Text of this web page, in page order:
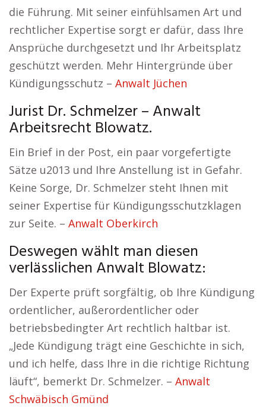
die Führung. Mit seiner einfühlsamen Art und
rechtlicher Expertise sorgt er dafür, dass Ihre
Ansprüche durchgesetzt und Ihr Arbeitsplatz
geschützt werden. Mehr Hintergründe über
Kündigungsschutz – Anwalt Jüchen
Jurist Dr. Schmelzer – Anwalt
Arbeitsrecht Blowatz.
Ein Brief in der Post, ein paar vorgefertigte
Sätze u2013 und Ihre Anstellung ist in Gefahr.
Keine Sorge, Dr. Schmelzer steht Ihnen mit
seiner Expertise für Kündigungsschutzklagen
zur Seite. – Anwalt Oberkirch
Deswegen wählt man diesen
verlässlichen Anwalt Blowatz:
Der Experte prüft sorgfältig, ob Ihre Kündigung
ordentlicher, außerordentlicher oder
betriebsbedingter Art rechtlich haltbar ist.
„Jede Kündigung trägt eine Geschichte in sich,
und ich helfe, dass Ihre in die richtige Richtung
läuft“, bemerkt Dr. Schmelzer. – Anwalt
Schwäbisch Gmünd